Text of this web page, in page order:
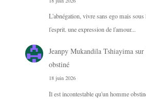
L'abnégation, vivre sans ego mais
l'esprit. une expression de l'amour...
Jeanpy Mukandila Tshiayimasur
obstiné
18 juin 2026
Il est incontestable qu'un homme